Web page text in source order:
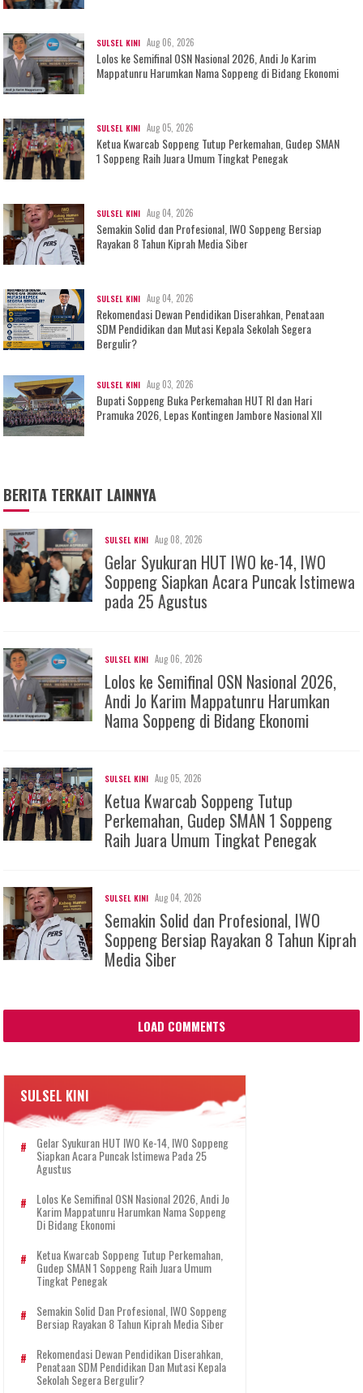
SULSEL KINI Aug 06, 2026
Lolos ke Semifinal OSN Nasional 2026, Andi Jo Karim
Mappatunru Harumkan Nama Soppeng di Bidang Ekonomi
SULSEL KINI Aug 05, 2026
Ketua Kwarcab Soppeng Tutup Perkemahan, Gudep SMAN
1 Soppeng Raih Juara Umum Tingkat Penegak
SULSEL KINI Aug 04, 2026
Semakin Solid dan Profesional, IWO Soppeng Bersiap
Rayakan 8 Tahun Kiprah Media Siber
SULSEL KINI Aug 04, 2026
Rekomendasi Dewan Pendidikan Diserahkan, Penataan
SDM Pendidikan dan Mutasi Kepala Sekolah Segera
Bergulir?
SULSEL KINI Aug 03, 2026
Bupati Soppeng Buka Perkemahan HUT RI dan Hari
Pramuka 2026, Lepas Kontingen Jambore Nasional XII
BERITA TERKAIT LAINNYA
SULSEL KINI Aug 08, 2026
Gelar Syukuran HUT IWO ke-14, IWO
Soppeng Siapkan Acara Puncak Istimewa
pada 25 Agustus
SULSEL KINI Aug 06, 2026
Lolos ke Semifinal OSN Nasional 2026,
Andi Jo Karim Mappatunru Harumkan
Nama Soppeng di Bidang Ekonomi
SULSEL KINI Aug 05, 2026
Ketua Kwarcab Soppeng Tutup
Perkemahan, Gudep SMAN 1 Soppeng
Raih Juara Umum Tingkat Penegak
SULSEL KINI Aug 04, 2026
Semakin Solid dan Profesional, IWO
Soppeng Bersiap Rayakan 8 Tahun Kiprah
Media Siber
LOAD COMMENTS
SULSEL KINI
Gelar Syukuran HUT IWO Ke-14, IWO Soppeng
Siapkan Acara Puncak Istimewa Pada 25
Agustus
Lolos Ke Semifinal OSN Nasional 2026, Andi Jo
Karim Mappatunru Harumkan Nama Soppeng
Di Bidang Ekonomi
Ketua Kwarcab Soppeng Tutup Perkemahan,
Gudep SMAN 1 Soppeng Raih Juara Umum
Tingkat Penegak
Semakin Solid Dan Profesional, IWO Soppeng
Bersiap Rayakan 8 Tahun Kiprah Media Siber
Rekomendasi Dewan Pendidikan Diserahkan,
Penataan SDM Pendidikan Dan Mutasi Kepala
Sekolah Segera Bergulir?